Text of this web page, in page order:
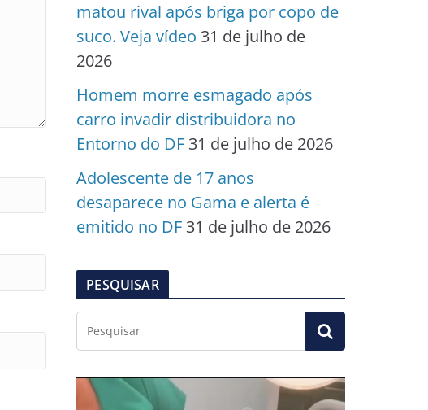
matou rival após briga por copo de
suco. Veja vídeo 31 de julho de
2026
Homem morre esmagado após
carro invadir distribuidora no
Entorno do DF 31 de julho de 2026
Adolescente de 17 anos
desaparece no Gama e alerta é
emitido no DF 31 de julho de 2026
PESQUISAR